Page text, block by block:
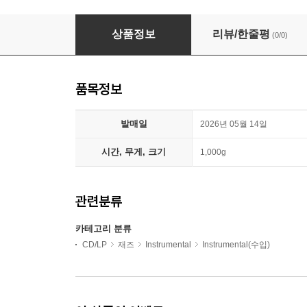
Roberto Fonseca / Vincent Segal (로베르토
상품정보 리뷰/한줄평 (0/0)
품목정보
발매일 2026년 05월 14일
시간, 무게, 크기 1,000g
관련분류
카테고리 분류
CD/LP 재즈 Instrumental Instrumental(수입)